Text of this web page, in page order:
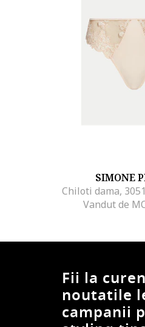
SIMONE
Vandut de
Fii la
noutatile
campanii